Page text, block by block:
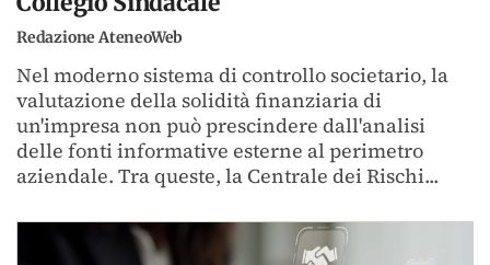
Redazione AteneoWeb
Nel moderno sistema di controllo societario, la
valutazione della solidità finanziaria di
un'impresa non può prescindere dall'analisi
delle fonti informative esterne al perimetro
aziendale. Tra queste, la Centrale dei Rischi...